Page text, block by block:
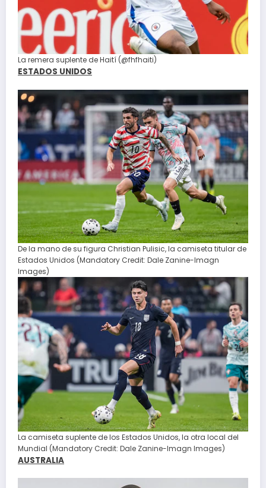
La remera suplente de Haití (@fhfhaiti)
ESTADOS UNIDOS
De la mano de su figura Christian Pulisic, la camiseta titular de
Estados Unidos (Mandatory Credit: Dale Zanine-Imagn
Images)
La camiseta suplente de los Estados Unidos, la otra local del
Mundial (Mandatory Credit: Dale Zanine-Imagn Images)
AUSTRALIA